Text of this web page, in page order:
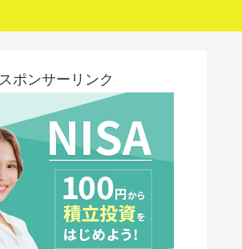
スポンサーリンク